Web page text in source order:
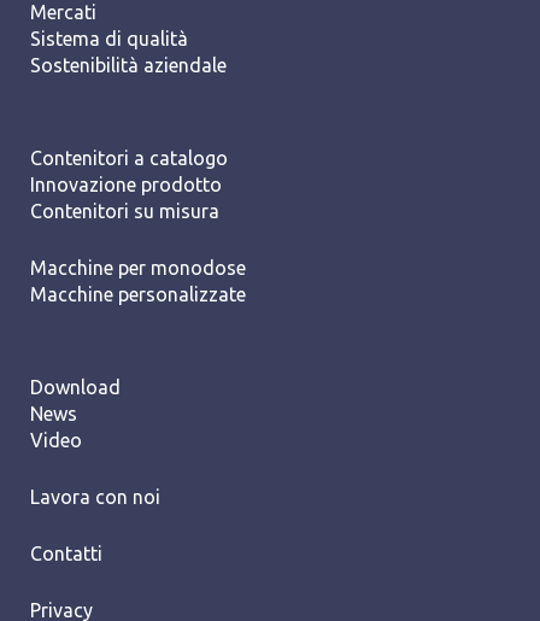
Mercati
Sistema di qualità
Sostenibilità aziendale
Contenitori a catalogo
Innovazione prodotto
Contenitori su misura
Macchine per monodose
Macchine personalizzate
Download
News
Video
Lavora con noi
Contatti
Privacy